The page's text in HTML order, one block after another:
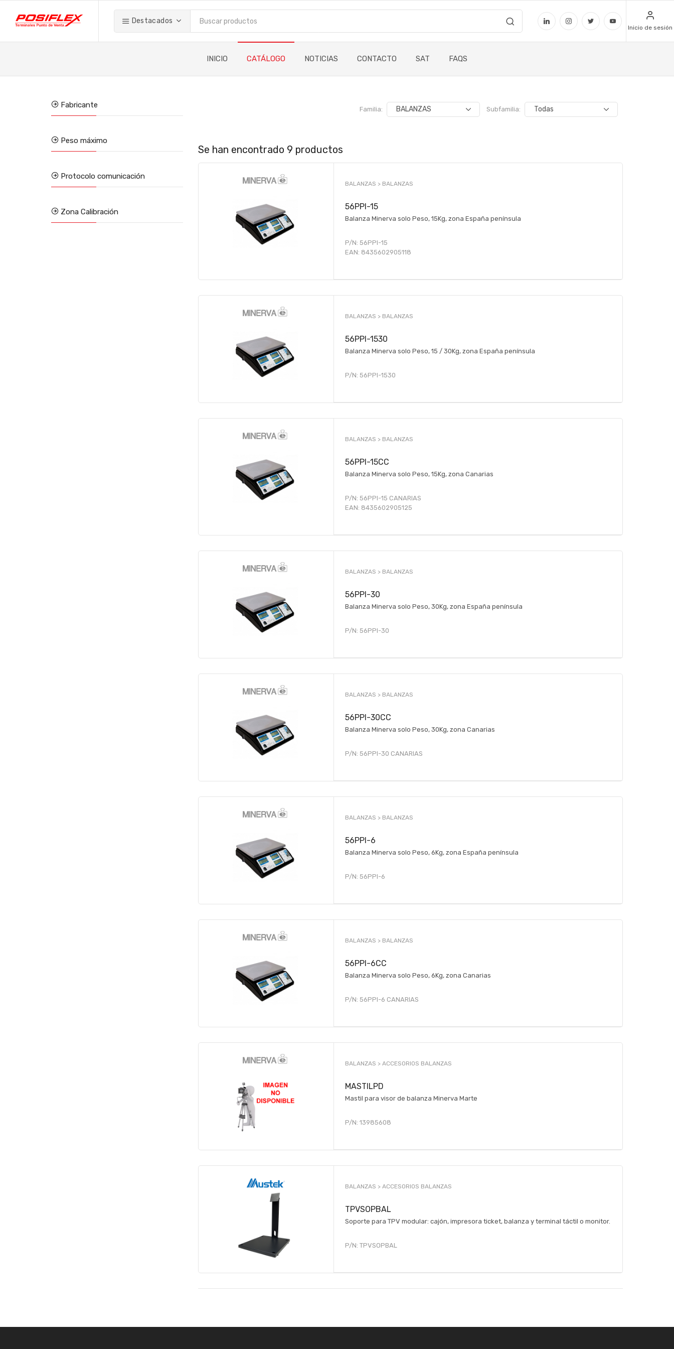
Destacados
Inicio de sesión
INICIO CATÁLOGO NOTICIAS CONTACTO SAT FAQS
Fabricante
Peso máximo
Protocolo comunicación
Zona Calibración
Familia: Subfamilia:
Se han encontrado 9 productos
BALANZAS > BALANZAS
56PPI-15
Balanza Minerva solo Peso, 15Kg, zona España península
P/N: 56PPI-15
EAN: 8435602905118
BALANZAS > BALANZAS
56PPI-1530
Balanza Minerva solo Peso, 15 / 30Kg, zona España península
P/N: 56PPI-1530
BALANZAS > BALANZAS
56PPI-15CC
Balanza Minerva solo Peso, 15Kg, zona Canarias
P/N: 56PPI-15 CANARIAS
EAN: 8435602905125
BALANZAS > BALANZAS
56PPI-30
Balanza Minerva solo Peso, 30Kg, zona España península
P/N: 56PPI-30
BALANZAS > BALANZAS
56PPI-30CC
Balanza Minerva solo Peso, 30Kg, zona Canarias
P/N: 56PPI-30 CANARIAS
BALANZAS > BALANZAS
56PPI-6
Balanza Minerva solo Peso, 6Kg, zona España península
P/N: 56PPI-6
BALANZAS > BALANZAS
56PPI-6CC
Balanza Minerva solo Peso, 6Kg, zona Canarias
P/N: 56PPI-6 CANARIAS
BALANZAS > ACCESORIOS BALANZAS
MASTILPD
Mastil para visor de balanza Minerva Marte
P/N: 13985608
BALANZAS > ACCESORIOS BALANZAS
TPVSOPBAL
Soporte para TPV modular: cajón, impresora ticket, balanza y terminal táctil o monitor.
P/N: TPVSOPBAL